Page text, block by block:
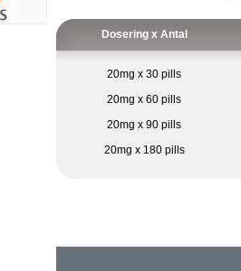
Dosering x Antal
20mg x 30 pills
20mg x 60 pills
20mg x 90 pills
20mg x 180 pills